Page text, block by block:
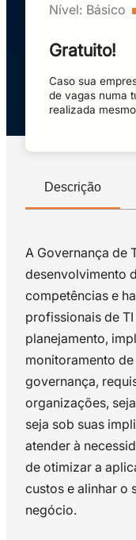
Nível: Básico
Gratuito!
Caso sua
de vagas numa
realizada
Descrição
A Governança de
desenvolvimento
competências e
profissionais de
planejamento,
monitoramento
governança,
organizações,
seja sob suas
atender à
de otimizar a
custos e alinhar o
negócio.